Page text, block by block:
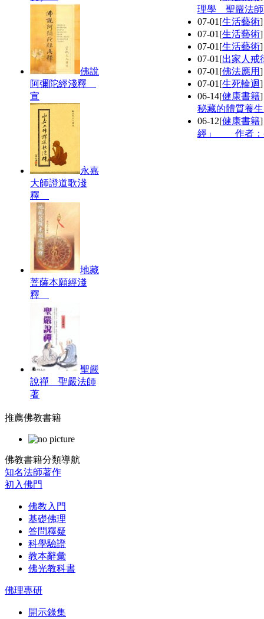
佛說
阿彌陀經淺釋
宣
永嘉
大師證道歌淺
釋
地藏
菩薩本願經淺
釋
聖嚴
說禪 聖嚴法師
著
理學 聖嚴法
07-01 [生活藝術
07-01 [生活藝術
07-01 [生活藝術
07-01 [出家人戒
07-01 [佛法應用
07-01 [生死輪迴
06-14[健康書籍
秘藏的體質養
06-12[健康書籍
經」 作者：
推薦佛教書籍
佛教書籍分類導航
知名法師著作
初入佛門
佛教入門
基礎佛理
答問釋疑
科學驗證
教本辭彙
佛光教科書
佛理專研
開示錄集